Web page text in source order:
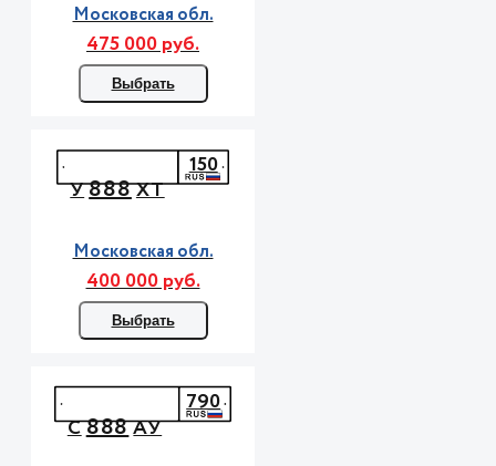
Московская обл.
475 000 руб.
Выбрать
У888ХТ
150
Московская обл.
400 000 руб.
Выбрать
С888АУ
790